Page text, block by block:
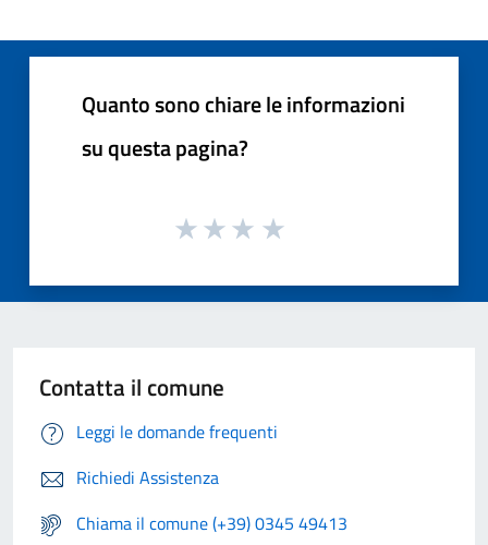
Quanto sono chiare le informazioni
su questa pagina?
Contatta il comune
Leggi le domande frequenti
Richiedi Assistenza
Chiama il comune (+39) 0345 49413